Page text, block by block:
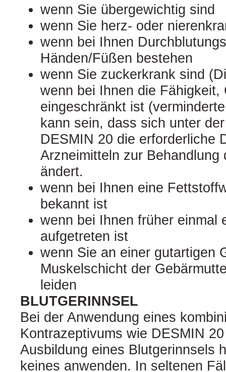
wenn Sie übergewichtig sind
wenn Sie herz- oder
wenn bei Ihnen
Händen/Füßen bestehen
wenn Sie zuckerkrank sind
wenn bei Ihnen die Fähigkeit,
eingeschränkt ist
kann sein, dass sich unter
DESMIN 20 die erforderliche
Arzneimitteln zur Behandlung
ändert.
wenn bei Ihnen eine
bekannt ist
wenn bei Ihnen früher einmal
aufgetreten ist
wenn Sie an einer gutartigen
Muskelschicht der
leiden
BLUTGERINNSEL
Bei der Anwendung eines
Kontrazeptivums wie DESMIN
Ausbildung eines Blutgerinnsels
keines anwenden. In seltenen